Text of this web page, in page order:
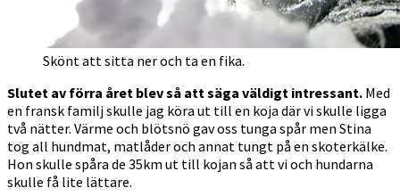
Skönt att sitta ner och ta en fika.
Slutet av förra året blev så att säga väldigt intressant. Med
en fransk familj skulle jag köra ut till en koja där vi skulle ligga
två nätter. Värme och blötsnö gav oss tunga spår men Stina
tog all hundmat, matlåder och annat tungt på en skoterkälke.
Hon skulle spåra de 35km ut till kojan så att vi och hundarna
skulle få lite lättare.